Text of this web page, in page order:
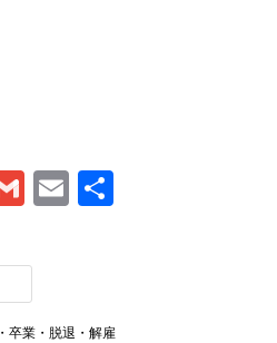
GmailEmail
卒業・脱退・解雇